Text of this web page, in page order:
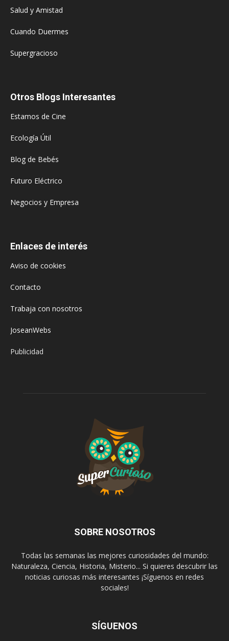
Salud y Amistad
Cuando Duermes
Supergracioso
Otros Blogs Interesantes
Estamos de Cine
Ecología Útil
Blog de Bebés
Futuro Eléctrico
Negocios y Empresa
Enlaces de interés
Aviso de cookies
Contacto
Trabaja con nosotros
JoseanWebs
Publicidad
SOBRE NOSOTROS
Todas las semanas las mejores curiosidades del mundo:
Naturaleza, Ciencia, Historia, Misterio... Si quieres descubrir las
noticias curiosas más interesantes ¡Síguenos en redes
sociales!
SÍGUENOS